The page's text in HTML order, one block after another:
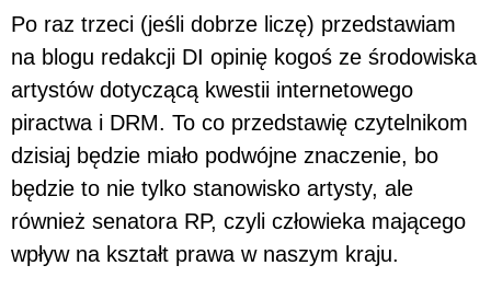
Po raz trzeci (jeśli dobrze liczę) przedstawiam
na blogu redakcji DI opinię kogoś ze środowiska
artystów dotyczącą kwestii internetowego
piractwa i DRM. To co przedstawię czytelnikom
dzisiaj będzie miało podwójne znaczenie, bo
będzie to nie tylko stanowisko artysty, ale
również senatora RP, czyli człowieka mającego
wpływ na kształt prawa w naszym kraju.